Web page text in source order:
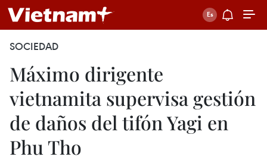
SOCIEDAD
Máximo dirigente
vietnamita supervisa gestión
de daños del tifón Yagi en
Phu Tho